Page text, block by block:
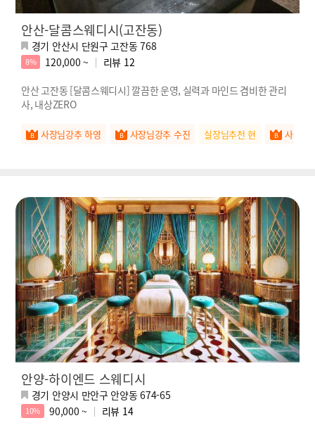
안산-달콤스웨디시(고잔동)
경기 안산시 단원구 고잔동 768
8% 120,000 ~ 리뷰 12
안산 고잔동 [달콤스웨디시] 깔끔한 운영, 실력과 마인드 겸비한 관리
사, 내상ZERO
사장님강추 하영 사장님강추 수진 실장님추천 현 사장님
안양-하이엔드 스웨디시
경기 안양시 만안구 안양동 674-65
10% 90,000 ~ 리뷰 14